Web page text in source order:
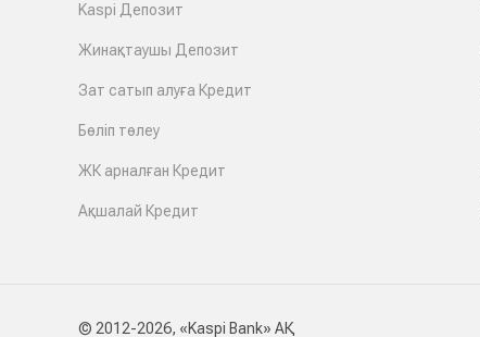
Kaspi Депозит
Жинақтаушы Депозит
Зат сатып алуға Кредит
Бөліп төлеу
ЖК арналған Кредит
Ақшалай Кредит
© 2012-2026, «Kaspi Bank» АҚ